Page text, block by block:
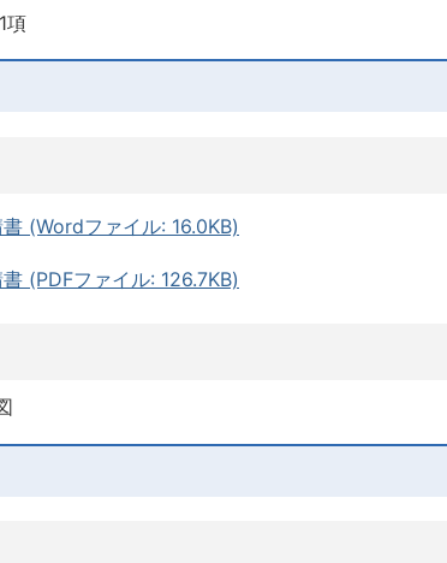
項
(Wordファイル: 16.0KB)
(PDFファイル: 126.7KB)